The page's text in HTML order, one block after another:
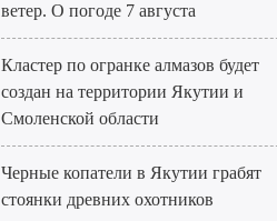
ветер. О погоде 7 августа
Кластер по огранке алмазов будет
создан на территории Якутии и
Смоленской области
Черные копатели в Якутии грабят
стоянки древних охотников